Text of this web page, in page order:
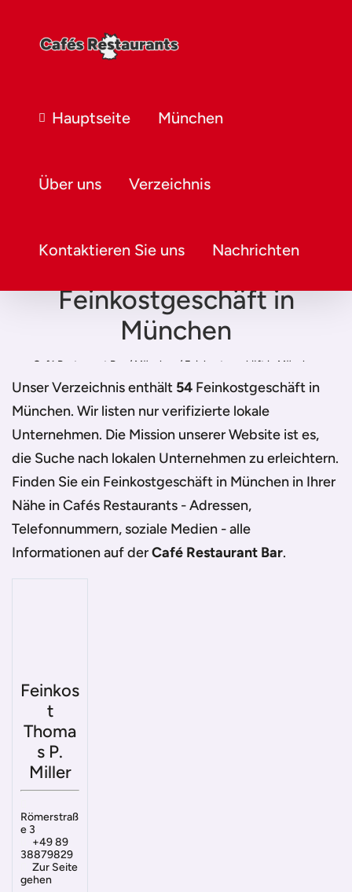
Hauptseite München
Über uns Verzeichnis
Kontaktieren Sie uns Nachrichten
Feinkostgeschäft in
München
Café Restaurant Bar / München / Feinkostgeschäft in München
Unser Verzeichnis enthält 54 Feinkostgeschäft in
München. Wir listen nur verifizierte lokale
Unternehmen. Die Mission unserer Website ist es,
die Suche nach lokalen Unternehmen zu erleichtern.
Finden Sie ein Feinkostgeschäft in München in Ihrer
Nähe in Cafés Restaurants - Adressen,
Telefonnummern, soziale Medien - alle
Informationen auf derCafé Restaurant Bar.
Feinkos
t
Thoma
s P.
Miller
Römerstraß
e 3
+49 89
38879829
Zur Seite
gehen